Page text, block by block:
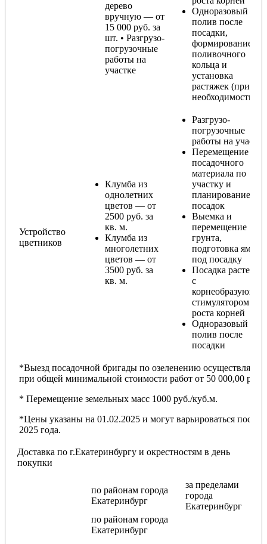
дерево
вручную — от
15 000 руб. за
шт. • Разгрузо-
погрузочные
работы на
участке
Одноразовый
полив после
посадки,
формирование
поливочного
кольца и
установка
растяжек (при
необходимости)
Устройство
цветников
Клумба из
однолетних
цветов — от
2500 руб. за
кв. м.
Клумба из
многолетних
цветов — от
3500 руб. за
кв. м.
Разгрузо-
погрузочные
работы на участке
Перемещение
посадочного
материала по
участку и
планирование
посадок
Выемка и
перемещение
грунта,
подготовка ямы
под посадку
Посадка растений
с
корнеобразующим
стимулятором
роста корней
Одноразовый
полив после
посадки
*Выезд посадочной бригады по озеленению осуществляется
при общей минимальной стоимости работ от 50 000,00 руб.
* Перемещение земельных масс 1000 руб./куб.м.
*Цены указаны на 01.02.2025 и могут варьироваться после
2025 года.
Доставка по г.Екатеринбургу и окрестностям в день
покупки
по районам города
Екатеринбург
за пределами
города
Екатеринбург
по районам города
Екатеринбург